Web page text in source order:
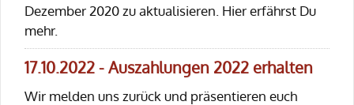
Dezember 2020 zu aktualisieren. Hier erfährst Du
mehr.
17.10.2022 - Auszahlungen 2022 erhalten
Wir melden uns zurück und präsentieren euch